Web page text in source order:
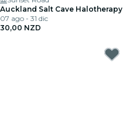
Auckland Salt Cave Halotherapy
07 ago - 31 dic
30,00 NZD